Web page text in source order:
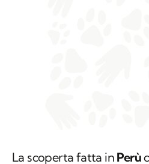
La scoperta fatta in Perù